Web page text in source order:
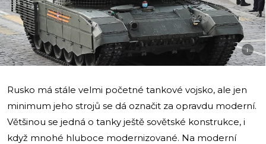
i
Rusko má stále velmi početné tankové vojsko, ale jen
minimum jeho strojů se dá označit za opravdu moderní.
Většinou se jedná o tanky ještě sovětské konstrukce, i
když mnohé hluboce modernizované. Na moderní